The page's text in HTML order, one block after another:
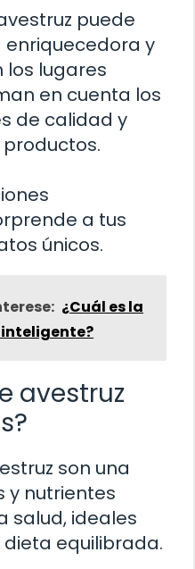
puede
enriquecedora y
los lugares
en cuenta los
de calidad y
a tus
únicos.
¿Cuál es la
avestruz
son una
y nutrientes
salud, ideales
equilibrada.